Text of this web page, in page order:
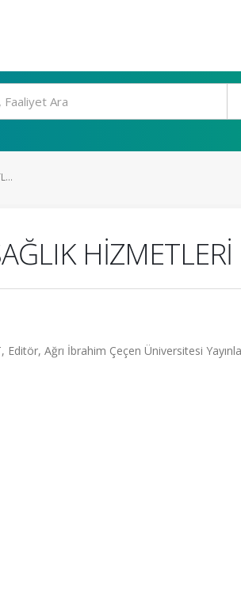
HİZMETLERİ
Ağrı İbrahim Çeçen Üniversitesi